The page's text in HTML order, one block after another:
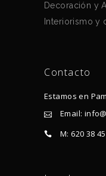
Decoración y
Interiorismo y
Contacto
Estamos en
Email:
M: 620 38